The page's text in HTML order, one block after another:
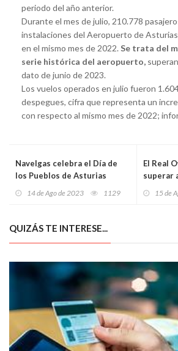
periodo del año anterior.
Durante el mes de julio, 210.778
instalaciones del Aeropuerto de
en el mismo mes de 2022. Se trata del
serie histórica del aeropuerto,
dato de junio de 2023.
Los vuelos operados en julio fueron
despegues, cifra que representa un
con respecto al mismo mes de 2022;
Navelgas celebra el Día de
los Pueblos de Asturias
14 de Ago de 2023 1129
El Real
superar
15 de
QUIZÁS TE INTERESE...